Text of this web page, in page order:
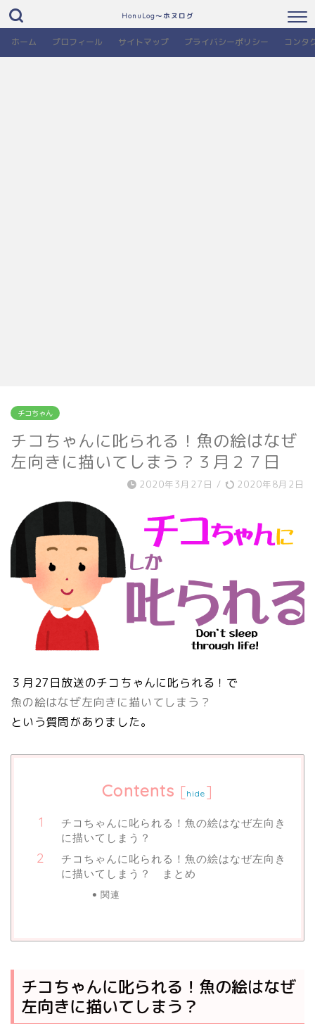
HonuLog～ホヌログ
ホーム プロフィール サイトマップ プライバシーポリシー コンタ
チコちゃん
チコちゃんに叱られる！魚の絵はなぜ
左向きに描いてしまう？３月２７日
2020年3月27日 / 2020年8月2日
３月27日放送のチコちゃんに叱られる！で
魚の絵はなぜ左向きに描いてしまう？
という質問がありました。
Contents [hide ]
チコちゃんに叱られる！魚の絵はなぜ左向き
に描いてしまう？
チコちゃんに叱られる！魚の絵はなぜ左向き
に描いてしまう？ まとめ
関連
チコちゃんに叱られる！魚の絵はなぜ
左向きに描いてしまう？